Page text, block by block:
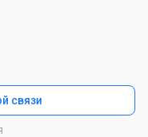
связи